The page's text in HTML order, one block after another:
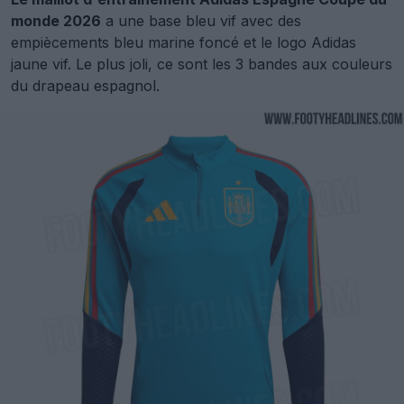
monde 2026 a une base bleu vif avec des
empiècements bleu marine foncé et le logo Adidas
jaune vif. Le plus joli, ce sont les 3 bandes aux couleurs
du drapeau espagnol.